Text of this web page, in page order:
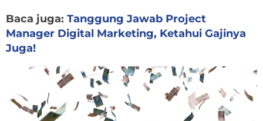
Baca juga: Tanggung Jawab Project
Manager Digital Marketing, Ketahui Gajinya
Juga!